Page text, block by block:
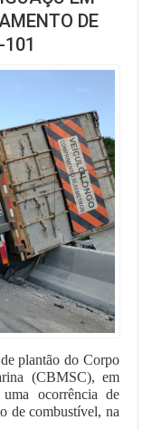
DE
101
plantão do Corpo
(CBMSC), em
ocorrência de
de combustível, na